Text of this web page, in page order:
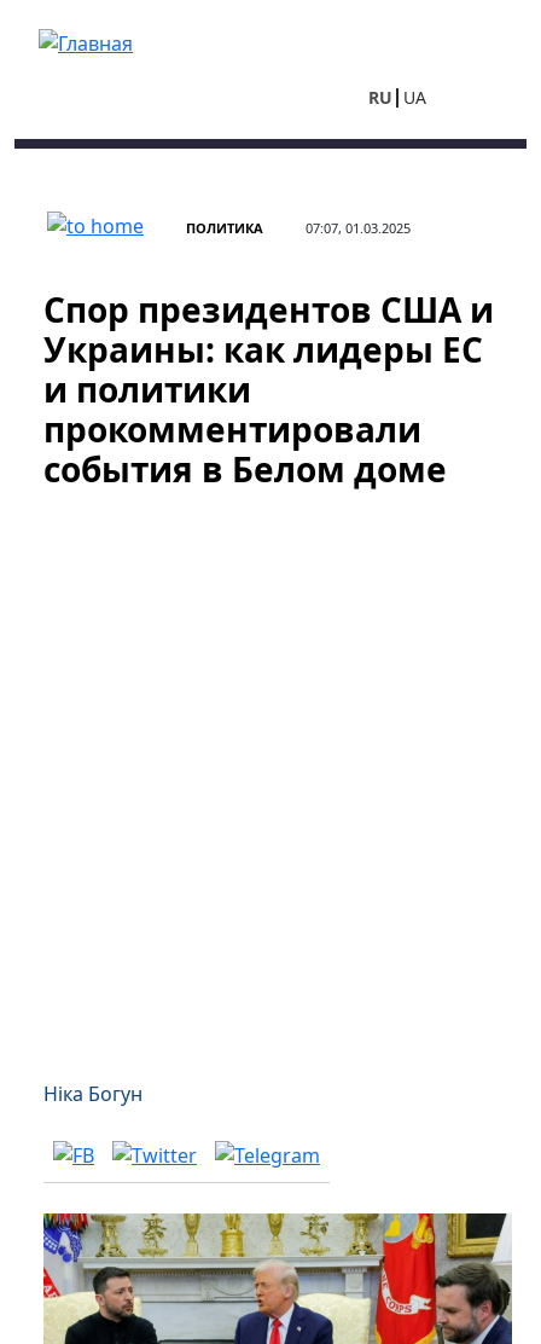
RU UA
ПОЛИТИКА 07:07, 01.03.2025
Спор президентов США и
Украины: как лидеры ЕС
и политики
прокомментировали
события в Белом доме
Ніка Богун